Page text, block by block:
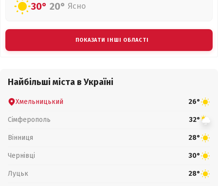
30° 20° Ясно
ПОКАЗАТИ ІНШІ ОБЛАСТІ
Найбільші міста в Україні
Хмельницький 26°
Сімферополь 32°
Вінниця 28°
Чернівці 30°
Луцьк 28°